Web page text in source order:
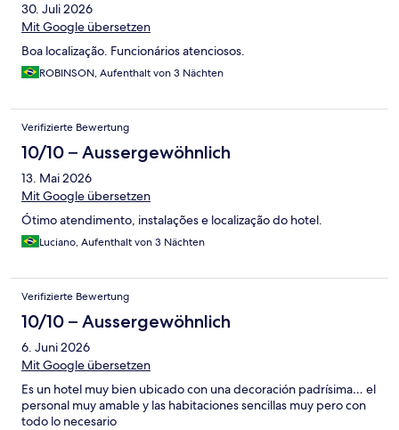
30. Juli 2026
Mit Google übersetzen
Boa localização. Funcionários atenciosos.
ROBINSON, Aufenthalt von 3 Nächten
Verifizierte Bewertung
10/10 – Aussergewöhnlich
13. Mai 2026
Mit Google übersetzen
Ótimo atendimento, instalações e localização do hotel.
Luciano, Aufenthalt von 3 Nächten
Verifizierte Bewertung
10/10 – Aussergewöhnlich
6. Juni 2026
Mit Google übersetzen
Es un hotel muy bien ubicado con una decoración padrísima… el
personal muy amable y las habitaciones sencillas muy pero con
todo lo necesario